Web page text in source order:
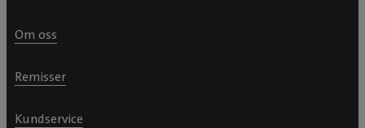
Om oss
Remisser
Kundservice